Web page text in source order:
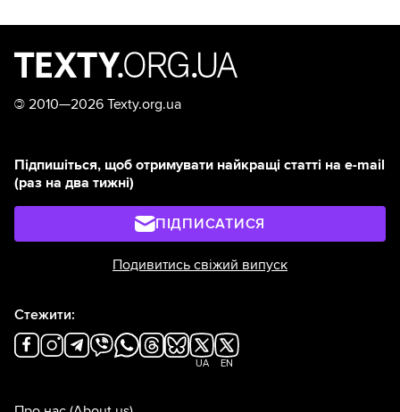
© 2010—2026 Texty.org.ua
Підпишіться, щоб отримувати найкращі статті на e-mail
(раз на два тижні)
ПІДПИСАТИСЯ
Подивитись свіжий випуск
Стежити:
UA EN